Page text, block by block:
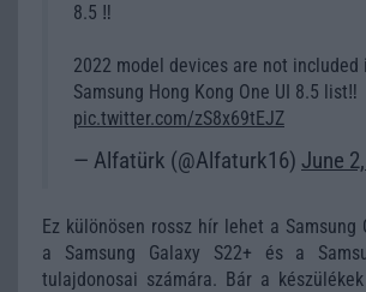
8.5 ‼️
2022 model devices are not included
Samsung Hong Kong One UI 8.5 list‼️
pic.twitter.com/zS8x69tEJZ
— Alfatürk (@Alfaturk16) June
Ez különösen rossz hír lehet a Samsung
a Samsung Galaxy S22+ és a
tulajdonosai számára. Bár a